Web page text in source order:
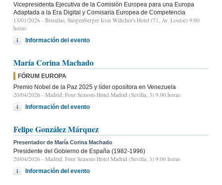
Vicepresidenta Ejecutiva de la Comisión Europea para una Europa
Adaptada a la Era Digital y Comisaria Europea de Competencia
13/01/2026 - Bruselas, Steigenberger Icon Wiltcher's Hotel (71, Av. Louise) 9:00
horas
Información del evento
María Corina Machado
FÓRUM EUROPA
Premio Nobel de la Paz 2025 y líder opositora en Venezuela
20/04/2026 - Madrid, Four Seasons Hotel Madrid (Sevilla, 3) 9.00 horas
Información del evento
Felipe González Márquez
Presentador de María Corina Machado
Presidente del Gobierno de España (1982-1996)
20/04/2026 - Madrid, Four Seasons Hotel Madrid (Sevilla, 3) 9.00 horas
Información del evento